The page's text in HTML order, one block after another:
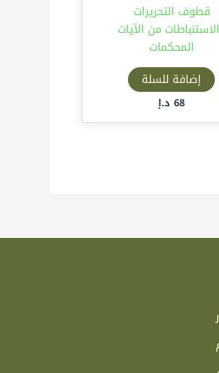
قطوف التحريرات
من الآيات
المحكمات
إضافة للسلة
68 د.إ